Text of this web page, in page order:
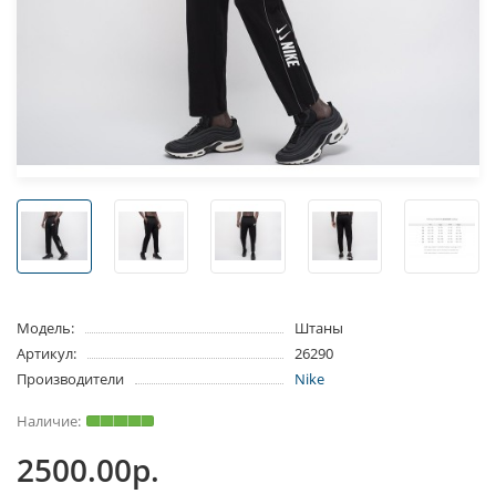
Модель:
Штаны
Артикул:
26290
Производители
Nike
2500.00р.